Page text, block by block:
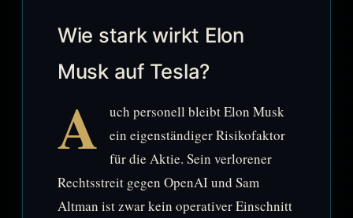
Wie stark wirkt Elon
Musk auf Tesla?
A
uch personell bleibt Elon Musk
ein eigenständiger Risikofaktor
für die Aktie. Sein verlorener
Rechtsstreit gegen OpenAI und Sam
Altman ist zwar kein operativer Einschnitt